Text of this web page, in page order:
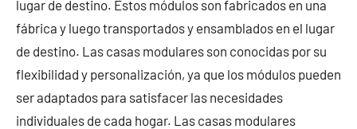
lugar de destino. Estos módulos son fabricados en una
fábrica y luego transportados y ensamblados en el lugar
de destino. Las casas modulares son conocidas por su
flexibilidad y personalización, ya que los módulos pueden
ser adaptados para satisfacer las necesidades
individuales de cada hogar. Las casas modulares